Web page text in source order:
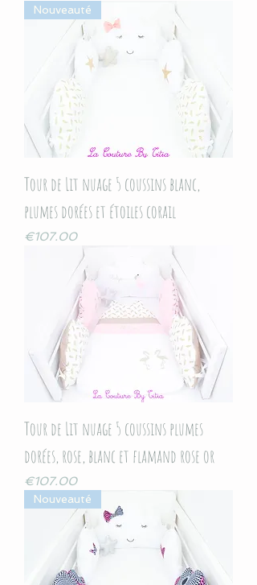
Nouveauté
Tour de Lit nuage 5 coussins blanc,
plumes dorées et étoiles corail
Price
€107.00
Tour de Lit nuage 5 coussins plumes
dorées, rose, blanc et flamand rose or
Price
€107.00
Nouveauté